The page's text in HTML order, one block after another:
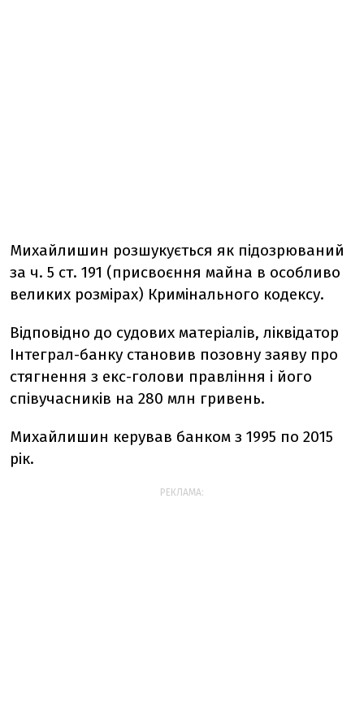
Михайлишин розшукується як підозрюваний
за ч. 5 ст. 191 (присвоєння майна в особливо
великих розмірах) Кримінального кодексу.
Відповідно до судових матеріалів, ліквідатор
Інтеграл-банку становив позовну заяву про
стягнення з екс-голови правління і його
співучасників на 280 млн гривень.
Михайлишин керував банком з 1995 по 2015
рік.
РЕКЛАМА: